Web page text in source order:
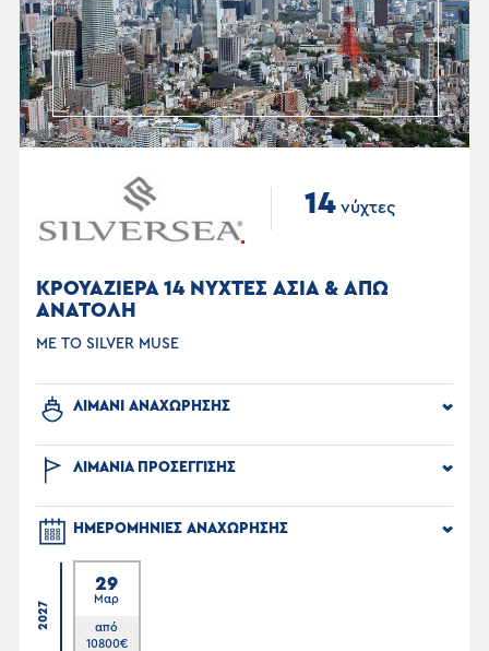
14 νύχτες
ΚΡΟΥΑΖΙΕΡΑ 14 ΝΥΧΤΕΣ ΑΣΙΑ & ΑΠΩ
ΑΝΑΤΟΛΗ
ΜΕ ΤΟ SILVER MUSE
ΛΙΜΑΝΙ ΑΝΑΧΩΡΗΣΗΣ
ΛΙΜΑΝΙΑ ΠΡΟΣΕΓΓΙΣΗΣ
ΗΜΕΡΟΜΗΝΙΕΣ ΑΝΑΧΩΡΗΣΗΣ
2027
29
Μαρ
από
10800€